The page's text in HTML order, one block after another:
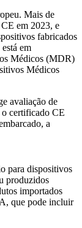
Mais de
em 2023, e
fabricados
em
Médicos (MDR)
Médicos
avaliação de
certificado CE
a
para dispositivos
produzidos
importados
que pode incluir